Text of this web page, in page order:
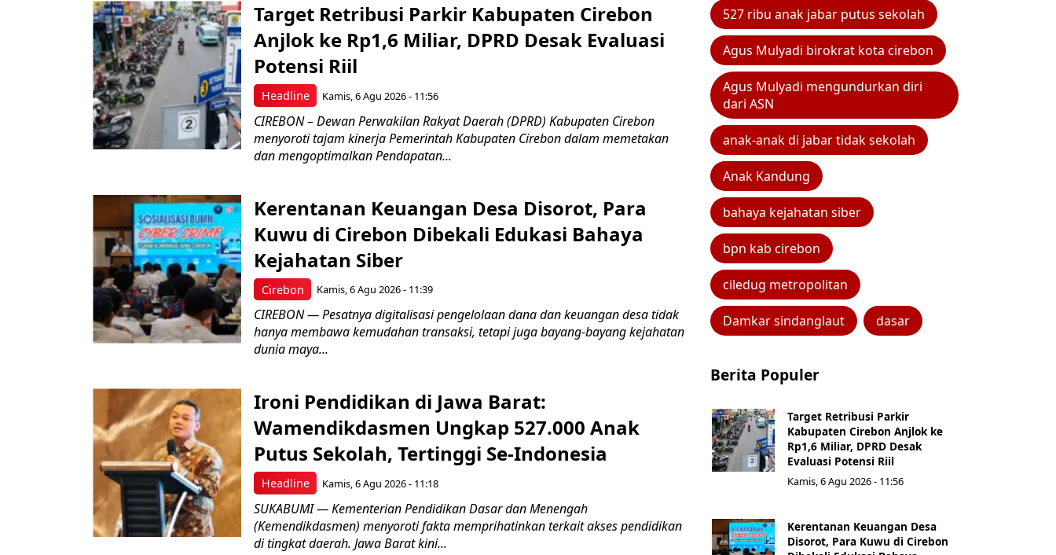
Headline
Target Retribusi Parkir Kabupaten Cirebon
Anjlok ke Rp1,6 Miliar, DPRD Desak Evaluasi
Potensi Riil
Kamis, 6 Agu 2026 - 11:56
CIREBON – Dewan Perwakilan Rakyat Daerah (DPRD) Kabupaten Cirebon
menyoroti tajam kinerja Pemerintah Kabupaten Cirebon dalam memetakan
dan mengoptimalkan Pendapatan...
Cirebon
Kerentanan Keuangan Desa Disorot, Para
Kuwu di Cirebon Dibekali Edukasi Bahaya
Kejahatan Siber
Kamis, 6 Agu 2026 - 11:39
CIREBON — Pesatnya digitalisasi pengelolaan dana dan keuangan desa tidak
hanya membawa kemudahan transaksi, tetapi juga bayang-bayang kejahatan
dunia maya...
Headline
Ironi Pendidikan di Jawa Barat:
Wamendikdasmen Ungkap 527.000 Anak
Putus Sekolah, Tertinggi Se-Indonesia
Kamis, 6 Agu 2026 - 11:18
SUKABUMI — Kementerian Pendidikan Dasar dan Menengah
(Kemendikdasmen) menyoroti fakta memprihatinkan terkait akses pendidikan
di tingkat daerah. Jawa Barat kini...
527 ribu anak jabar putus sekolah
Agus Mulyadi birokrat kota cirebon
Agus Mulyadi mengundurkan diri
dari ASN
anak-anak di jabar tidak sekolah
Anak Kandung
bahaya kejahatan siber
bpn kab cirebon
ciledug metropolitan
Damkar sindanglaut dasar
Berita Populer
Target Retribusi Parkir
Kabupaten Cirebon Anjlok ke
Rp1,6 Miliar, DPRD Desak
Evaluasi Potensi Riil
Kamis, 6 Agu 2026 - 11:56
Kerentanan Keuangan Desa
Disorot, Para Kuwu di Cirebon